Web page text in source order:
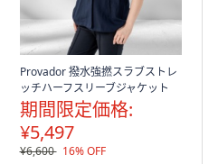
Provador 撥水強撚スラブストレ
ッチハーフスリーブジャケット
期間限定価格:
¥5,497
¥6,600 16% OFF